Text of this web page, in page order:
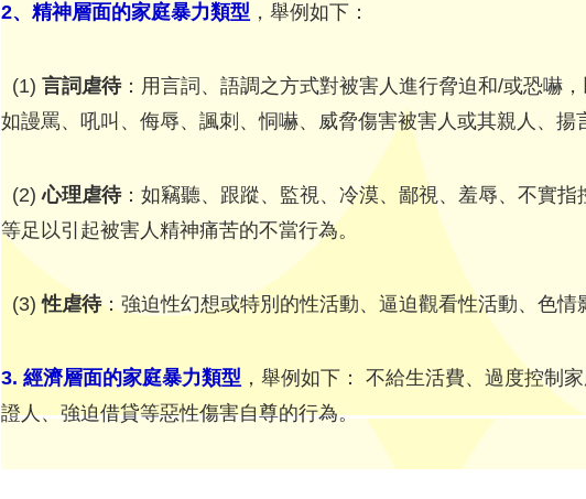
2、精神層面的家庭暴力類型 ，舉例如下：
(1) 言詞虐待：用言詞、語調之方式對被害人進行脅迫和/或恐嚇，
如謾罵、吼叫、侮辱、諷刺、恫嚇、威脅傷害被害人或其親人、揚
(2)心理虐待：如竊聽、跟蹤、監視、冷漠、鄙視、羞辱、不實指
等足以引起被害人精神痛苦的不當行為。
(3) 性虐待：強迫性幻想或特別的性活動、逼迫觀看性活動、色情
3. 經濟層面的家庭暴力類型 ，舉例如下： 不給生活費、過度控制
證人、強迫借貸等惡性傷害自尊的行為。